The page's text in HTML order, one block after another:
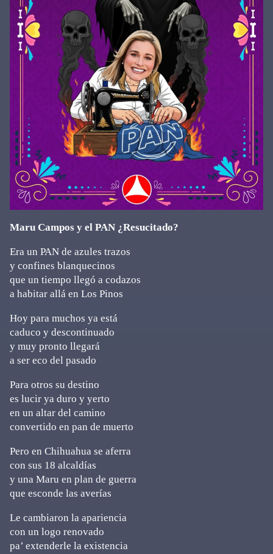
Maru Campos y el PAN ¿Resucitado?
Era un PAN de azules trazos
y confines blanquecinos
que un tiempo llegó a codazos
a habitar allá en Los Pinos
Hoy para muchos ya está
caduco y descontinuado
y muy pronto llegará
a ser eco del pasado
Para otros su destino
es lucir ya duro y yerto
en un altar del camino
convertido en pan de muerto
Pero en Chihuahua se aferra
con sus 18 alcaldías
y una Maru en plan de guerra
que esconde las averías
Le cambiaron la apariencia
con un logo renovado
pa’ extenderle la existencia